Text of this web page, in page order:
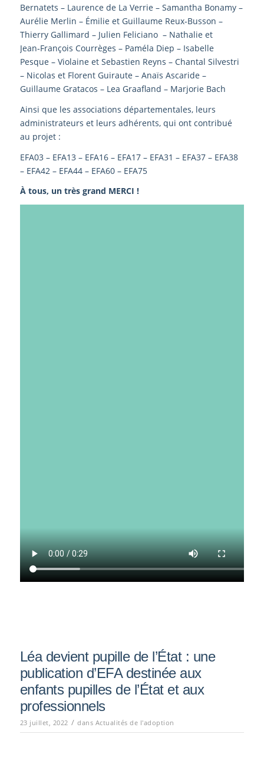
Bernatets – Laurence de La Verrie – Samantha Bonamy –
Aurélie Merlin – Émilie et Guillaume Reux‑Busson –
Thierry Gallimard – Julien Feliciano – Nathalie et
Jean‑François Courrèges – Paméla Diep – Isabelle
Pesque – Violaine et Sebastien Reyns – Chantal Silvestri
– Nicolas et Florent Guiraute – Anaïs Ascaride –
Guillaume Gratacos – Lea Graafland – Marjorie Bach
Ainsi que les associations départementales, leurs
administrateurs et leurs adhérents, qui ont contribué
au projet :
EFA03 – EFA13 – EFA16 – EFA17 – EFA31 – EFA37 – EFA38
– EFA42 – EFA44 – EFA60 – EFA75
À tous, un très grand MERCI !
Léa devient pupille de l’État : une
publication d’EFA destinée aux
enfants pupilles de l’État et aux
professionnels
23 juillet, 2022 / dans Actualités de l'adoption